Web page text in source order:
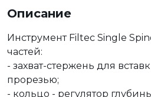
Описание
Инструмент Filtec Single
частей:
- захват-стержень для
прорезью;
- кольцо - регулятор